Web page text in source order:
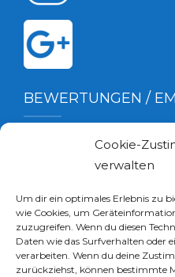
Cookie-
verwalten
Um dir ein optimales Erlebnis zu
wie Cookies, um
zuzugreifen. Wenn du diesen
Daten wie das Surfverhalten oder
verarbeiten. Wenn du deine
zurückziehst, können bestimmte
BEWERTUNGEN /